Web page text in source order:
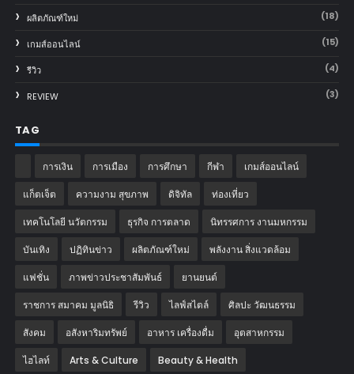
ผลิตภัณฑ์ใหม่ (18)
เกมส์ออนไลน์ (15)
รีวิว (4)
REVIEW (3)
TAG
การเงิน การเมือง การศึกษา กีฬา เกมส์ออนไลน์
แก็ตเจ็ต ความงาม สุขภาพ ดิจิทัล ท่องเที่ยว
เทคโนโลยี นวัตกรรม ธุรกิจ การตลาด นิทรรศการ งานมหกรรม
บันเทิง ปฏิทินข่าว ผลิตภัณฑ์ใหม่ พลังงาน สิ่งแวดล้อม
แฟชั่น ภาพข่าวประชาสัมพันธ์ ‎ยานยนต์‎
ราชการ สมาคม มูลนิธิ รีวิว ไลฟ์สไตล์ ศิลปะ วัฒนธรรม
สังคม อสังหาริมทรัพย์ อาหาร เครื่องดื่ม อุตสาหกรรม
ไฮไลท์ Arts & Culture Beauty & Health